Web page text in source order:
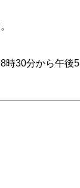
時30分から午後5